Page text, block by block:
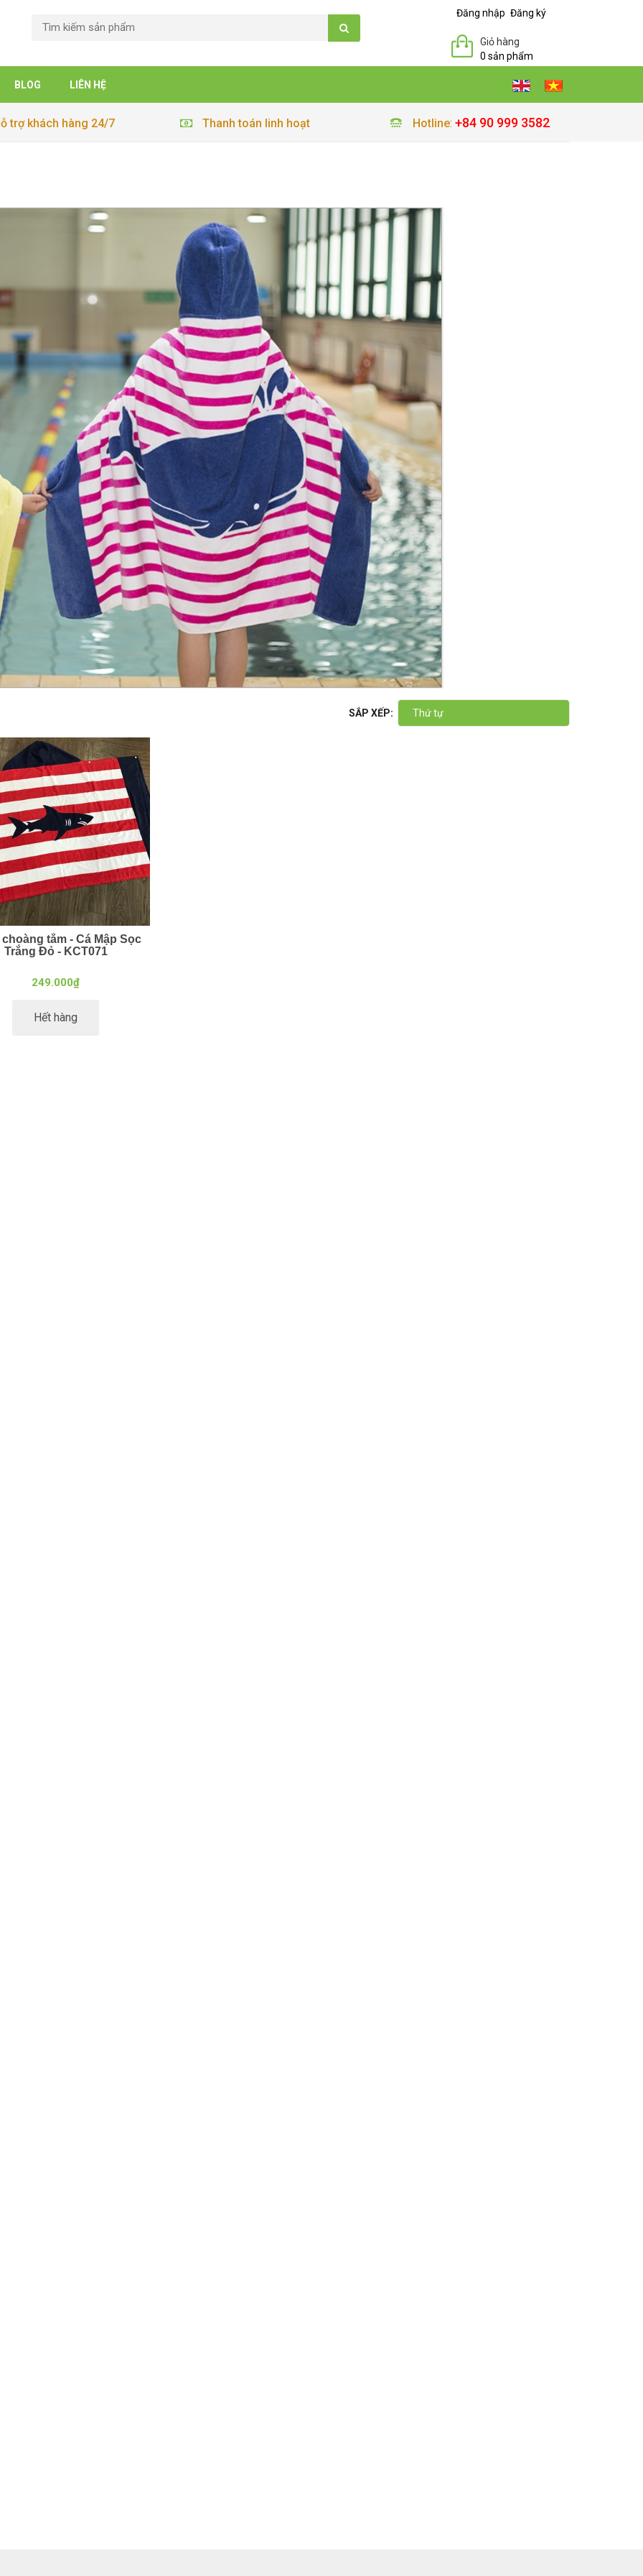
Đăng nhập Đăng ký
Giỏ hàng
0 sản phẩm
BLOG LIÊN HỆ
trợ khách hàng 24/7 Thanh toán linh hoạt Hotline: +84 90 999 3582
SẮP XẾP: Thứ tự
choàng tắm - Cá Mập Sọc
Trắng Đỏ - KCT071
249.000₫
Hết hàng